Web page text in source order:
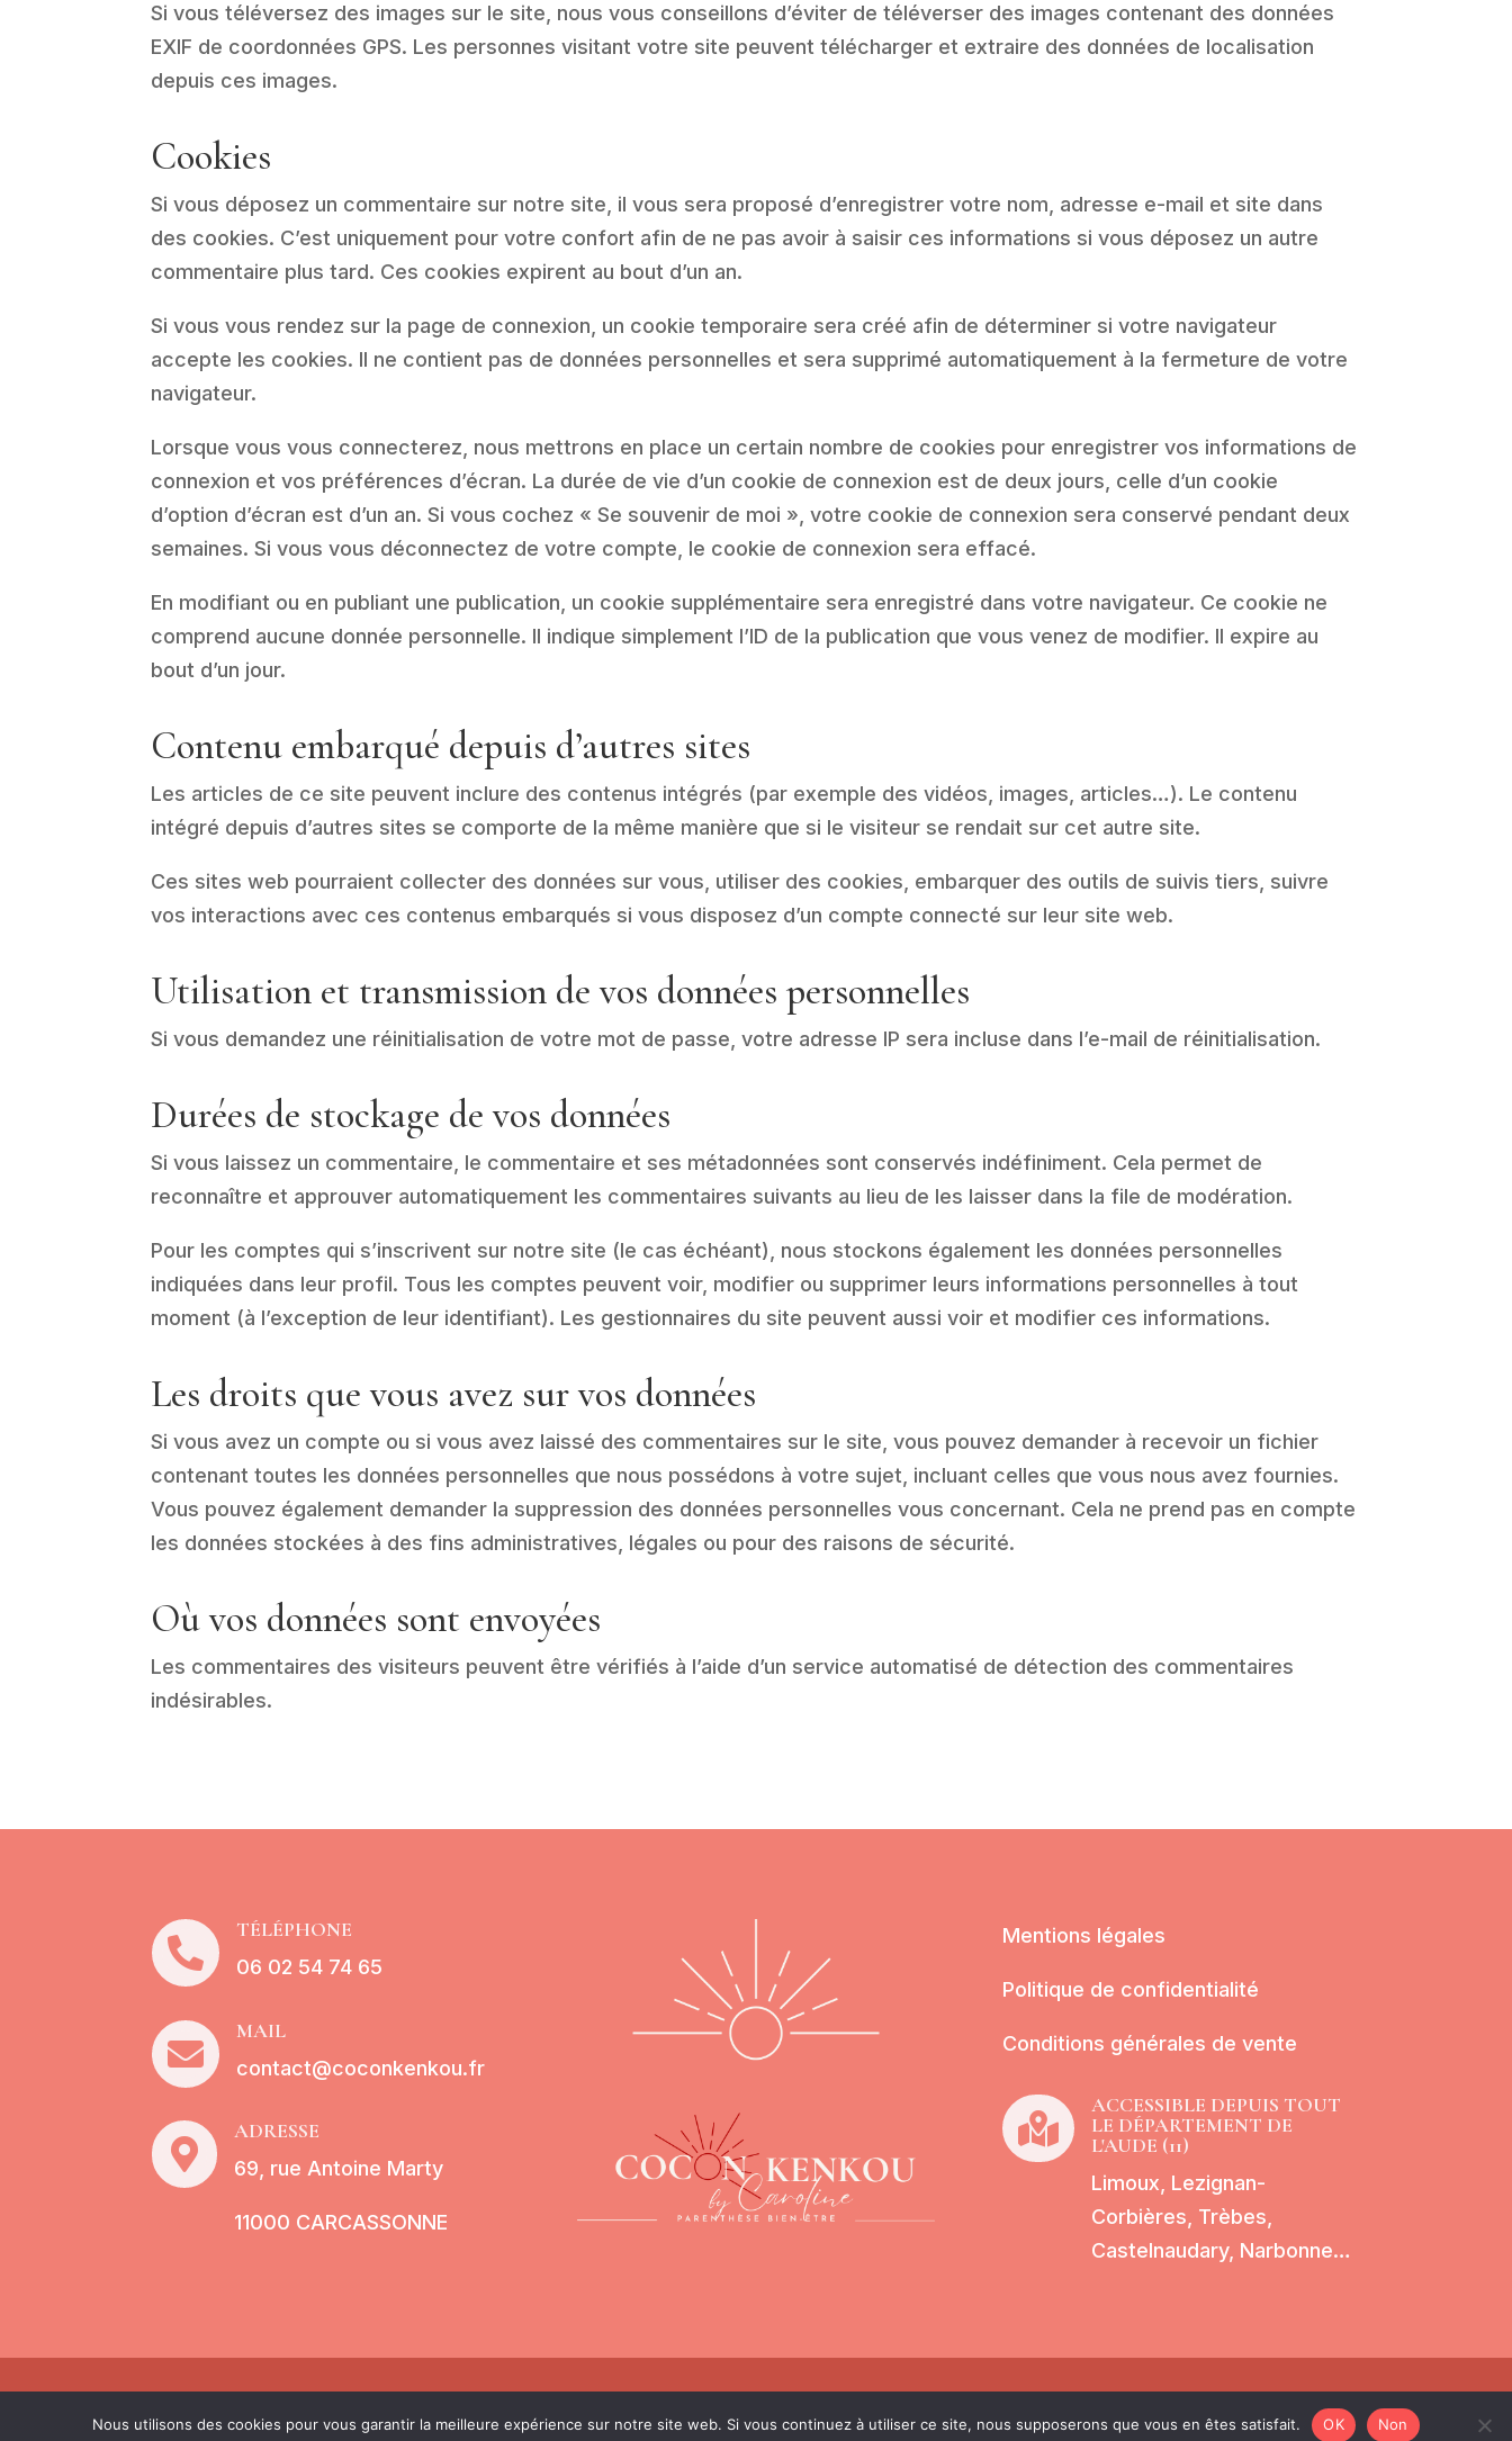
Si vous téléversez des images sur le site, nous vous conseillons d’éviter de téléverser des images contenant des données
EXIF de coordonnées GPS. Les personnes visitant votre site peuvent télécharger et extraire des données de localisation
depuis ces images.
Cookies
Si vous déposez un commentaire sur notre site, il vous sera proposé d’enregistrer votre nom, adresse e-mail et site dans
des cookies. C’est uniquement pour votre confort afin de ne pas avoir à saisir ces informations si vous déposez un autre
commentaire plus tard. Ces cookies expirent au bout d’un an.
Si vous vous rendez sur la page de connexion, un cookie temporaire sera créé afin de déterminer si votre navigateur
accepte les cookies. Il ne contient pas de données personnelles et sera supprimé automatiquement à la fermeture de votre
navigateur.
Lorsque vous vous connecterez, nous mettrons en place un certain nombre de cookies pour enregistrer vos informations de
connexion et vos préférences d’écran. La durée de vie d’un cookie de connexion est de deux jours, celle d’un cookie
d’option d’écran est d’un an. Si vous cochez « Se souvenir de moi », votre cookie de connexion sera conservé pendant deux
semaines. Si vous vous déconnectez de votre compte, le cookie de connexion sera effacé.
En modifiant ou en publiant une publication, un cookie supplémentaire sera enregistré dans votre navigateur. Ce cookie ne
comprend aucune donnée personnelle. Il indique simplement l’ID de la publication que vous venez de modifier. Il expire au
bout d’un jour.
Contenu embarqué depuis d’autres sites
Les articles de ce site peuvent inclure des contenus intégrés (par exemple des vidéos, images, articles…). Le contenu
intégré depuis d’autres sites se comporte de la même manière que si le visiteur se rendait sur cet autre site.
Ces sites web pourraient collecter des données sur vous, utiliser des cookies, embarquer des outils de suivis tiers, suivre
vos interactions avec ces contenus embarqués si vous disposez d’un compte connecté sur leur site web.
Utilisation et transmission de vos données personnelles
Si vous demandez une réinitialisation de votre mot de passe, votre adresse IP sera incluse dans l’e-mail de réinitialisation.
Durées de stockage de vos données
Si vous laissez un commentaire, le commentaire et ses métadonnées sont conservés indéfiniment. Cela permet de
reconnaître et approuver automatiquement les commentaires suivants au lieu de les laisser dans la file de modération.
Pour les comptes qui s’inscrivent sur notre site (le cas échéant), nous stockons également les données personnelles
indiquées dans leur profil. Tous les comptes peuvent voir, modifier ou supprimer leurs informations personnelles à tout
moment (à l’exception de leur identifiant). Les gestionnaires du site peuvent aussi voir et modifier ces informations.
Les droits que vous avez sur vos données
Si vous avez un compte ou si vous avez laissé des commentaires sur le site, vous pouvez demander à recevoir un fichier
contenant toutes les données personnelles que nous possédons à votre sujet, incluant celles que vous nous avez fournies.
Vous pouvez également demander la suppression des données personnelles vous concernant. Cela ne prend pas en compte
les données stockées à des fins administratives, légales ou pour des raisons de sécurité.
Où vos données sont envoyées
Les commentaires des visiteurs peuvent être vérifiés à l’aide d’un service automatisé de détection des commentaires
indésirables.

TÉLÉPHONE
06 02 54 74 65

MAIL
contact@coconkenkou.fr

ADRESSE
69, rue Antoine Marty
11000 CARCASSONNE
Mentions légales
Politique de confidentialité
Conditions générales de vente

ACCESSIBLE DEPUIS TOUT
LE DÉPARTEMENT DE
L'AUDE (11)
Limoux, Lezignan-
Corbières, Trèbes,
Castelnaudary, Narbonne…
Nous utilisons des cookies pour vous garantir la meilleure expérience sur notre site web. Si vous continuez à utiliser ce site, nous supposerons que vous en êtes satisfait. OK Non